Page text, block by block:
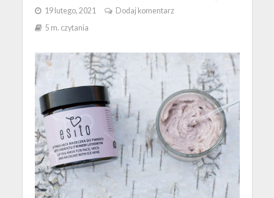
19 lutego, 2021
Dodaj komentarz
5 m. czytania